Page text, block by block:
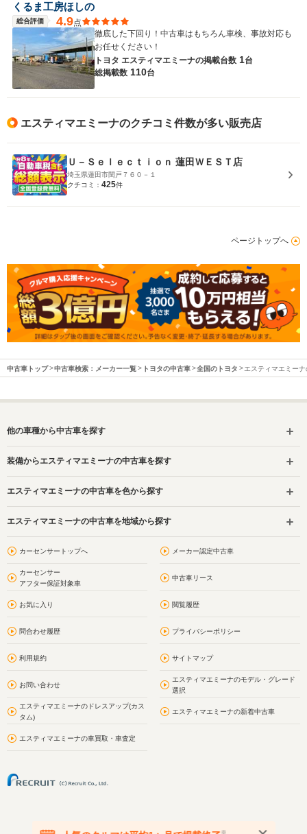
くるま工房ほしの
総合評価 4.9点
徹底した下回り！中古車はもちろん車検、事故対応も
お任せください！
トヨタ エスティマエミーナの掲載台数 1台
総掲載数 110台
エスティマエミーナのクチコミ件数が多い販売店
Ｕ－Ｓｅｌｅｃｔｉｏｎ 蓮田ＷＥＳＴ店
埼玉県蓮田市閏戸７６０－１
クチコミ： 425件
ページトップへ
中古車トップ 中古車検索：メーカー一覧 トヨタの中古車 全国のトヨタ エスティマエミー
他の車種から中古車を探す
装備からエスティマエミーナの中古車を探す
エスティマエミーナの中古車を色から探す
エスティマエミーナの中古車を地域から探す
カーセンサートップへ メーカー認定中古車
カーセンサー
アフター保証対象車
中古車リース
お気に入り 閲覧履歴
問合わせ履歴 プライバシーポリシー
利用規約 サイトマップ
お問い合わせ
エスティマエミーナのモデル・グレード
選択
エスティマエミーナのドレスアップ(カス
タム)
エスティマエミーナの新着中古車
エスティマエミーナの車買取・車査定
※